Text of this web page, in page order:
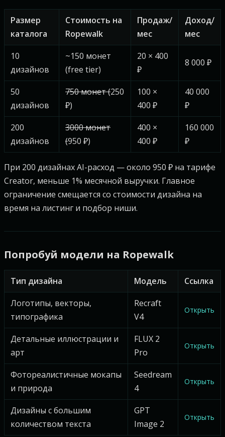
Размер
каталога
Стоимость на
Ropewalk
Продаж/
мес
Доход/
мес
10
дизайнов
~150 монет
(free tier)
20 × 400
₽
8 000 ₽
50
дизайнов
750 монет (250
₽)
100 ×
400 ₽
40 000
₽
200
дизайнов
3000 монет
(950 ₽)
400 ×
400 ₽
160 000
₽
При 200 дизайнах AI-расход — около 950 ₽ на тарифе
Creator, меньше 1% месячной выручки. Главное
ограничение смещается со стоимости дизайна на
время на листинг и подбор ниши.
Попробуй модели на Ropewalk
Тип дизайна Модель
Ссылка
Логотипы, векторы,
типографика
Recraft
V4
Открыть
Детальные иллюстрации и
арт
FLUX 2
Pro
Открыть
Фотореалистичные мокапы
и природа
Seedream
4
Открыть
Дизайны с большим
количеством текста
GPT
Image 2
Открыть